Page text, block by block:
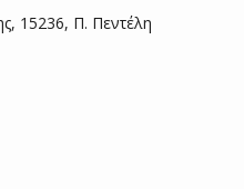
15236, Π. Πεντέλη